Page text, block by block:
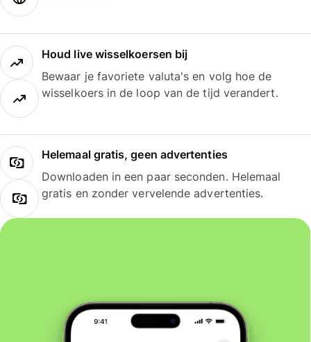
Houd live wisselkoersen bij
Bewaar je favoriete valuta's en volg hoe de
wisselkoers in de loop van de tijd verandert.
Helemaal gratis, geen advertenties
Downloaden in een paar seconden. Helemaal
gratis en zonder vervelende advertenties.